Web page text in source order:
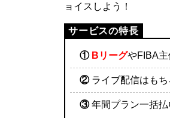
ョイスしよう！
① BリーグやFIBA主
②ライブ配信はもち
③年間プラン一括払